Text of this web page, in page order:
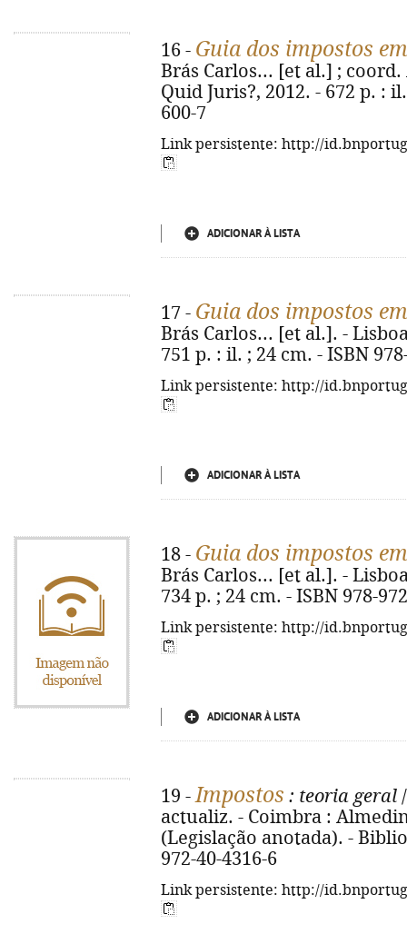
16 - Guia dos impostos
Brás Carlos... [et al.] ;
Quid Juris?, 2012. - 672 p. :
600-7
Link persistente: http://
ADICIONAR À LISTA
17 - Guia dos impostos
Brás Carlos... [et al.]. -
751 p. : il. ; 24 cm. - ISBN
Link persistente: http://
ADICIONAR À LISTA
18 - Guia dos impostos
Brás Carlos... [et al.]. -
734 p. ; 24 cm. - ISBN 978-
Link persistente: http://
ADICIONAR À LISTA
19 -Impostos : teoria geral
actualiz. - Coimbra :
(Legislação anotada). -
972-40-4316-6
Link persistente: http://